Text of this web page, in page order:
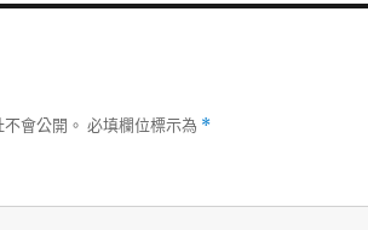
會公開。 必填欄位標示為 *